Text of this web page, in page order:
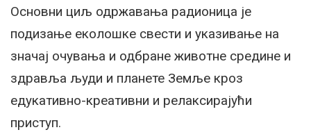
Основни циљ одржавања радионица је
подизање еколошке свести и указивање на
значај очувања и одбране животне средине и
здравља људи и планете Земље кроз
едукативно-креативни и релаксирајући
приступ.